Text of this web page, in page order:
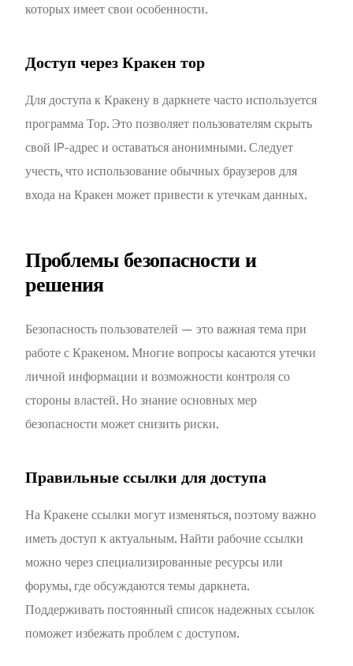
которых имеет свои особенности.
Доступ через Кракен тор
Для доступа к Кракену в даркнете часто используется
программа Тор. Это позволяет пользователям скрыть
свой IP-адрес и оставаться анонимными. Следует
учесть, что использование обычных браузеров для
входа на Кракен может привести к утечкам данных.
Проблемы безопасности и
решения
Безопасность пользователей — это важная тема при
работе с Кракеном. Многие вопросы касаются утечки
личной информации и возможности контроля со
стороны властей. Но знание основных мер
безопасности может снизить риски.
Правильные ссылки для доступа
На Кракене ссылки могут изменяться, поэтому важно
иметь доступ к актуальным. Найти рабочие ссылки
можно через специализированные ресурсы или
форумы, где обсуждаются темы даркнета.
Поддерживать постоянный список надежных ссылок
поможет избежать проблем с доступом.